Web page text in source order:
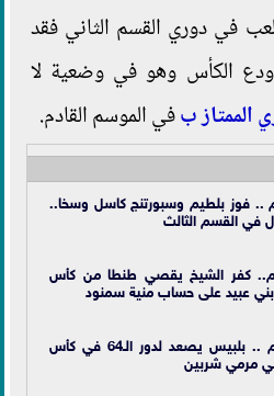
في دوري القسم الثاني فقد
الكأس وهو في وضعية لا
الممتاز بفي الموسم القادم.
.. فوز بلطيم وسبورتنج كاسل وسخا..
فيالقسم الثالث
كفر الشيخ يقصي طنطا من كأس
عبيد على حساب منية سمنود
دوري المظاليم .. بلبيس يصعد لدور الـ64 في كأس
مرمي شربين